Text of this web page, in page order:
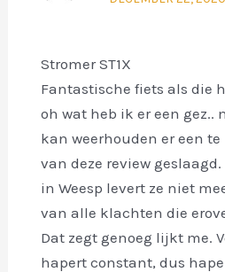
Stromer ST1X
Fantastische fiets als die
oh wat heb ik er een gez..
kan weerhouden er een
van deze review
in Weesp levert ze niet
van alle klachten die
Dat zegt genoeg lijkt me.
hapert constant, dus